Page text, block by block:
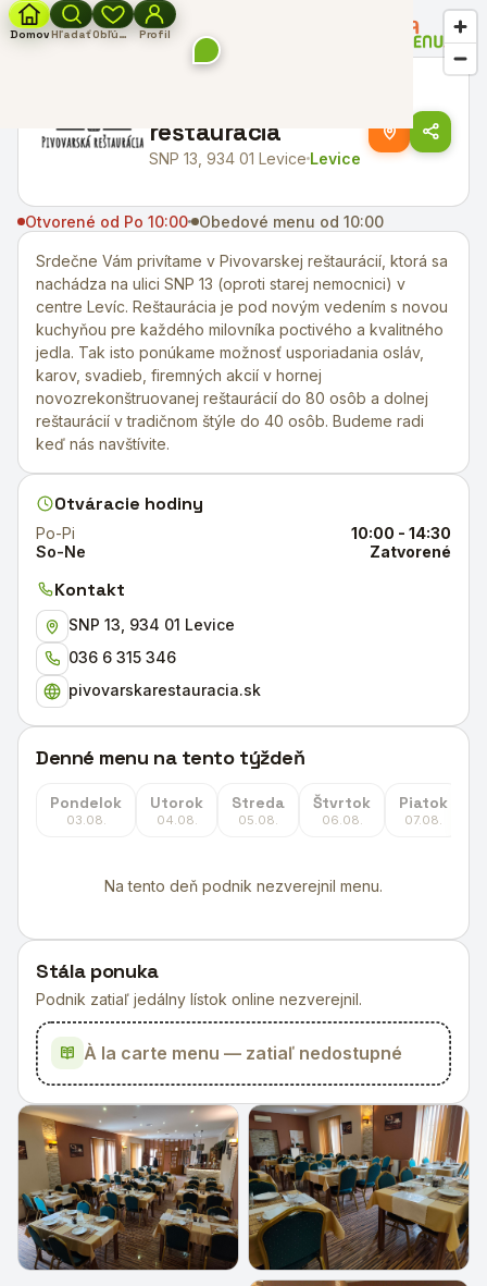
←Späť na všetky reštaurácie
reštaurácia
SNP 13, 934 01 Levice Levice
Otvorené od Po 10:00 Obedové menu od 10:00
Srdečne Vám privítame v Pivovarskej reštaurácií, ktorá sa
nachádza na ulici SNP 13 (oproti starej nemocnici) v
centre Levíc. Reštaurácia je pod novým vedením s novou
kuchyňou pre každého milovníka poctivého a kvalitného
jedla. Tak isto ponúkame možnosť usporiadania osláv,
karov, svadieb, firemných akcií v hornej
novozrekonštruovanej reštaurácií do 80 osôb a dolnej
reštaurácií v tradičnom štýle do 40 osôb. Budeme radi
keď nás navštívite.
Otváracie hodiny
Po-Pi
10:00 - 14:30
So-Ne
Zatvorené
Kontakt
SNP 13, 934 01 Levice
036 6 315 346
pivovarskarestauracia.sk
Denné menu na tento týždeň
Pondelok
03.08.
Utorok
04.08.
Streda
05.08.
Štvrtok
06.08.
Piatok
07.08.
Na tento deň podnik nezverejnil menu.
Stála ponuka
Podnik zatiaľ jedálny lístok online nezverejnil.
À la carte menu — zatiaľ nedostupné
DomovHľadať Obľúbené Profil